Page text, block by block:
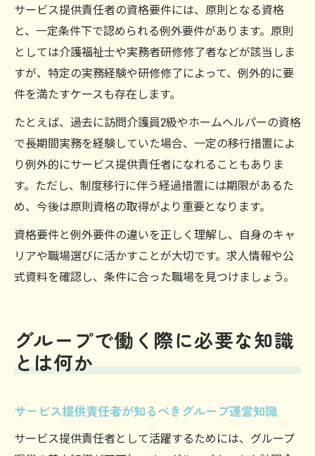
サービス提供責任者の資格要件には、原則となる資格
と、一定条件下で認められる例外要件があります。原則
としては介護福祉士や実務者研修修了者などが該当しま
すが、特定の実務経験や研修修了によって、例外的に要
件を満たすケースも存在します。
たとえば、過去に訪問介護員2級やホームヘルパーの資格
で長期間実務を経験していた場合、一定の移行措置によ
り例外的にサービス提供責任者になれることもありま
す。ただし、制度移行に伴う経過措置には期限があるた
め、今後は原則資格の取得がより重要となります。
資格要件と例外要件の違いを正しく理解し、自身のキャ
リアや職場選びに活かすことが大切です。求人情報や公
式資料を確認し、条件に合った職場を見つけましょう。
グループで働く際に必要な知識
とは何か
サービス提供責任者が知るべきグループ運営知識
サービス提供責任者として活躍するためには、グループ